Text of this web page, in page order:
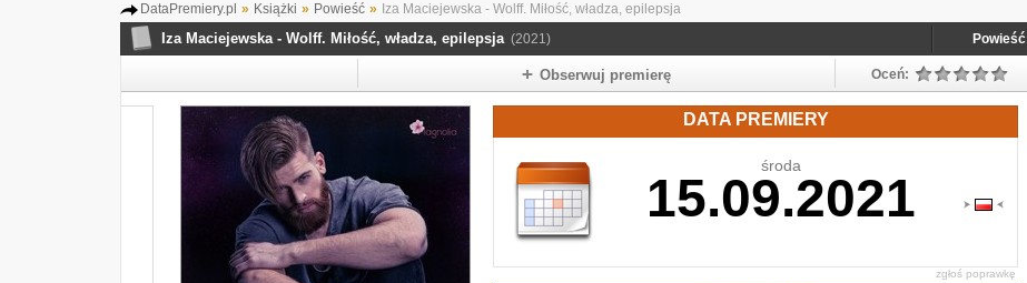
DataPremiery.pl » Książki » Powieść » Iza Maciejewska - Wolff. Miłość, władza, epilepsja
Iza Maciejewska - Wolff. Miłość, władza, epilepsja (2021) Powieść
Obserwuj premierę Oceń:
DATA PREMIERY
środa
15.09.2021
zgłoś poprawkę